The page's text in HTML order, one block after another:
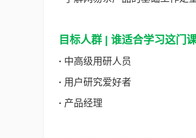
目标人群 | 谁适合学习这门课
· 中高级用研人员
· 用户研究爱好者
· 产品经理